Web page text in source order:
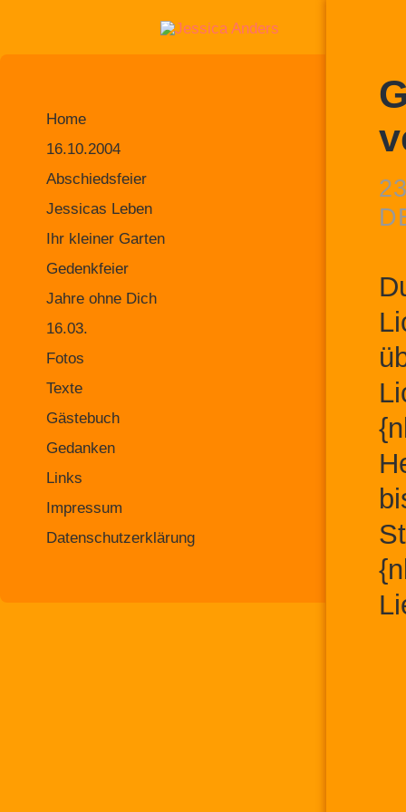
Home
16.10.2004
Abschiedsfeier
Jessicas Leben
Ihr kleiner Garten
Gedenkfeier
Jahre ohne Dich
16.03.
Fotos
Texte
Gästebuch
Gedanken
Links
Impressum
Datenschutzerklärung